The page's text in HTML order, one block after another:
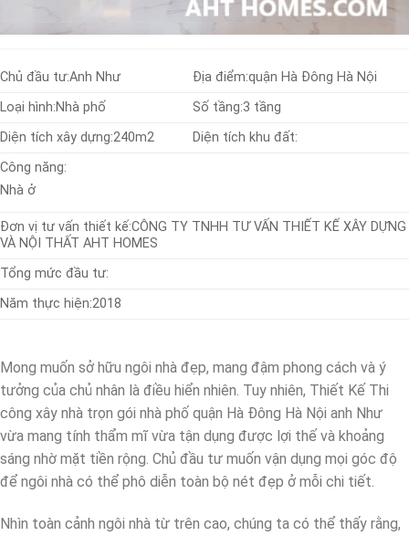
Chủ đầu tư:Anh Như Địa điểm:quận Hà Đông Hà Nội
Loại hình:Nhà phố Số tầng:3 tầng
Diện tích xây dựng:240m2
Diện tích khu đất:
Công năng:
Nhà ở
Đơn vị tư vấn thiết kế:CÔNG TY TNHH TƯ VẤN THIẾT KẾ XÂY DỰNG
VÀ NỘI THẤT AHT HOMES
Tổng mức đầu tư:
Năm thực hiện:2018
Mong muốn sở hữu ngôi nhà đẹp, mang đậm phong cách và ý
tưởng của chủ nhân là điều hiển nhiên. Tuy nhiên, Thiết Kế Thi
công xây nhà trọn gói nhà phố quận Hà Đông Hà Nội anh Như
vừa mang tính thẩm mĩ vừa tận dụng được lợi thế và khoảng
sáng nhờ mặt tiền rộng. Chủ đầu tư muốn vận dụng mọi góc độ
để ngôi nhà có thể phô diễn toàn bộ nét đẹp ở mỗi chi tiết.
Nhìn toàn cảnh ngôi nhà từ trên cao, chúng ta có thể thấy rằng,